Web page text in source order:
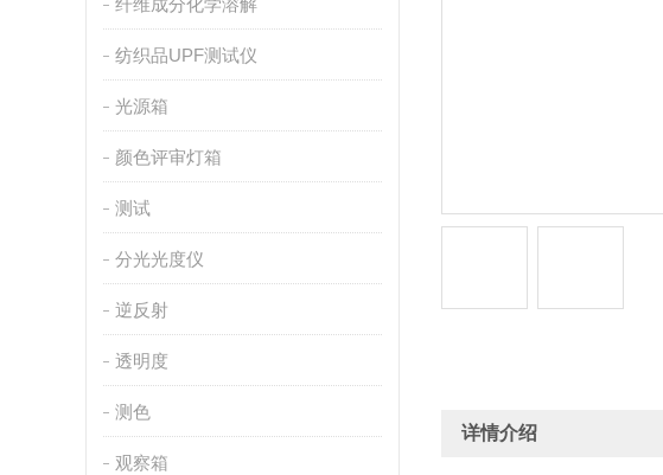
纤维成分化学溶解
纺织品UPF测试仪
光源箱
颜色评审灯箱
测试
分光光度仪
逆反射
透明度
测色
观察箱
详情介绍